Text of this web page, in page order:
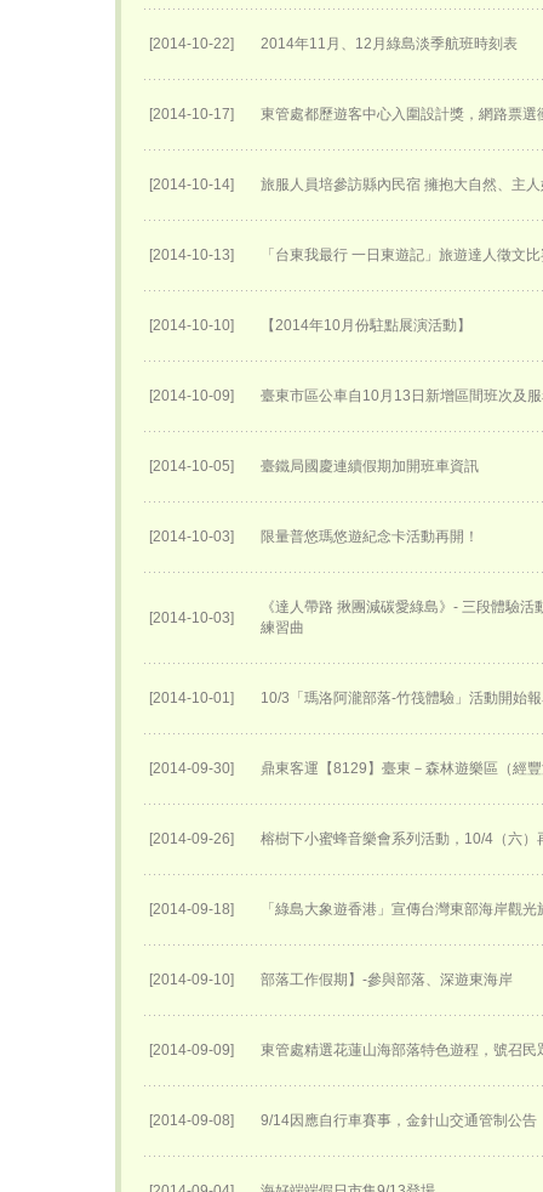
[2014-10-22] 2014年11月、12月綠島淡季航班時刻表
[2014-10-17] 東管處都歷遊客中心入圍設計獎，網路票選
[2014-10-14] 旅服人員培參訪縣內民宿 擁抱大自然、主
[2014-10-13] 「台東我最行 一日東遊記」旅遊達人徵文
[2014-10-10] 【2014年10月份駐點展演活動】
[2014-10-09] 臺東市區公車自10月13日新增區間班次及
[2014-10-05] 臺鐵局國慶連續假期加開班車資訊
[2014-10-03] 限量普悠瑪悠遊紀念卡活動再開！
[2014-10-03]
《達人帶路 揪團減碳愛綠島》- 三段體驗
練習曲
[2014-10-01] 10/3「瑪洛阿瀧部落-竹筏體驗」活動開始
[2014-09-30] 鼎東客運【8129】臺東－森林遊樂區（經
[2014-09-26] 榕樹下小蜜蜂音樂會系列活動，10/4（六）
[2014-09-18] 「綠島大象遊香港」宣傳台灣東部海岸觀
[2014-09-10] 部落工作假期】-參與部落、深遊東海岸
[2014-09-09] 東管處精選花蓮山海部落特色遊程，號召
[2014-09-08] 9/14因應自行車賽事，金針山交通管制公告